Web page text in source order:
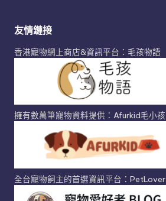
友情鏈接
香港寵物網上商店&資訊平台：毛孩物語
擁有數萬筆寵物資料提供：Afurkid毛小孩
全台寵物飼主的首選資訊平台：PetLover